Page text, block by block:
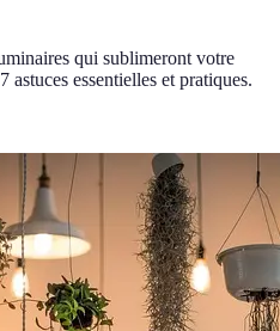
qui sublimeront votre
astuces essentielles et pratiques.